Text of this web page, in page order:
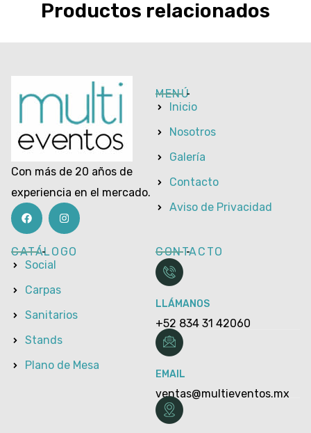
Productos relacionados
Con más de 20 años de
experiencia en el mercado.
MENÚ
Inicio
Nosotros
Galería
Contacto
Aviso de Privacidad
CATÁLOGO
Social
Carpas
Sanitarios
Stands
Plano de Mesa
CONTACTO
LLÁMANOS
+52 834 31 42060
EMAIL
ventas@multieventos.mx